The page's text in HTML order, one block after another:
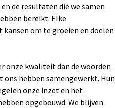
de resultaten die we samen
bereikt. Elke
kansen om te groeien en doelen
onze kwaliteit dan de woorden
ons hebben samengewerkt. Hun
onze inzet en het
opgebouwd. We blijven